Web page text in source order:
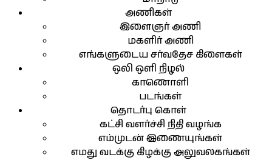
அணிகள்
இளைஞர் அணி
மகளிர் அணி
எங்களுடைய சர்வதேச கிளைகள்
ஒலி ஒளி நிழல்
காணொளி
படங்கள்
தொடர்பு கொள்
கட்சி வளர்ச்சி நிதி வழங்க
எம்முடன் இணையுங்கள்
எமது வடக்கு கிழக்கு அலுவலகங்கள்